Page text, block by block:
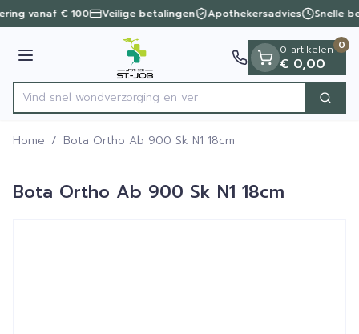
Ga naar de inhoud
1 van 1
vanaf € 100 Veilige betalingen Apothekersadvies Snelle
Menu
Product, merk, categorie...
Vind snel wondverzorgi Zoek
0 artikelen
€ 0,00
0
Home / Bota Ortho Ab 900 Sk N1 18cm
Bota Ortho Ab 900 Sk N1 18cm